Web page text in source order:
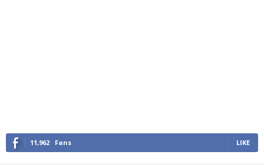
11,962 Fans LIKE